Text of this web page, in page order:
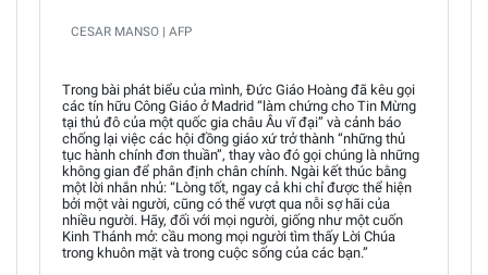
CESAR MANSO | AFP
Trong bài phát biểu của mình, Đức Giáo Hoàng đã kêu gọi
các tín hữu Công Giáo ở Madrid “làm chứng cho Tin Mừng
tại thủ đô của một quốc gia châu Âu vĩ đại” và cảnh báo
chống lại việc các hội đồng giáo xứ trở thành “những thủ
tục hành chính đơn thuần”, thay vào đó gọi chúng là những
không gian để phân định chân chính. Ngài kết thúc bằng
một lời nhắn nhủ: “Lòng tốt, ngay cả khi chỉ được thể hiện
bởi một vài người, cũng có thể vượt qua nỗi sợ hãi của
nhiều người. Hãy, đối với mọi người, giống như một cuốn
Kinh Thánh mở: cầu mong mọi người tìm thấy Lời Chúa
trong khuôn mặt và trong cuộc sống của các bạn.”